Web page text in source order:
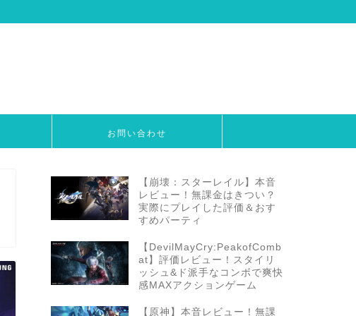
お問い合わせ
【崩壊：スターレイル】本音
レビュー！無課金はきつい？
実際にプレイした評価＆おす
すめパーティ
【DevilMayCry:PeakofComb
at】評価レビュー！スタイリ
ッシュ&ド派手なコンボで爽快
感MAXアクションゲーム
【原神】本音レビュー！無課